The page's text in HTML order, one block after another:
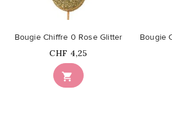

Bougie Chiffre 0 Rose Glitter
Prix
CHF 4,25
Bougie